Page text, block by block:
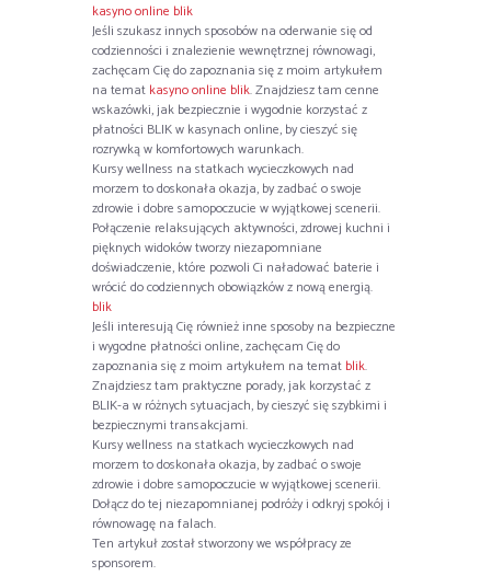
kasyno online blik
Jeśli szukasz innych sposobów na oderwanie się od
codzienności i znalezienie wewnętrznej równowagi,
zachęcam Cię do zapoznania się z moim artykułem
na temat kasyno online blik. Znajdziesz tam cenne
wskazówki, jak bezpiecznie i wygodnie korzystać z
płatności BLIK w kasynach online, by cieszyć się
rozrywką w komfortowych warunkach.
Kursy wellness na statkach wycieczkowych nad
morzem to doskonała okazja, by zadbać o swoje
zdrowie i dobre samopoczucie w wyjątkowej scenerii.
Połączenie relaksujących aktywności, zdrowej kuchni i
pięknych widoków tworzy niezapomniane
doświadczenie, które pozwoli Ci naładować baterie i
wrócić do codziennych obowiązków z nową energią.
blik
Jeśli interesują Cię również inne sposoby na bezpieczne
i wygodne płatności online, zachęcam Cię do
zapoznania się z moim artykułem na temat blik.
Znajdziesz tam praktyczne porady, jak korzystać z
BLIK-a w różnych sytuacjach, by cieszyć się szybkimi i
bezpiecznymi transakcjami.
Kursy wellness na statkach wycieczkowych nad
morzem to doskonała okazja, by zadbać o swoje
zdrowie i dobre samopoczucie w wyjątkowej scenerii.
Dołącz do tej niezapomnianej podróży i odkryj spokój i
równowagę na falach.
Ten artykuł został stworzony we współpracy ze
sponsorem.